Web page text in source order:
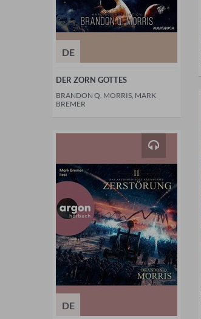
DE
DER ZORN GOTTES
BRANDON Q. MORRIS, MARK
BREMER
DE